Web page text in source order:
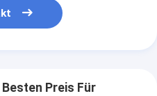
Besten Preis Für